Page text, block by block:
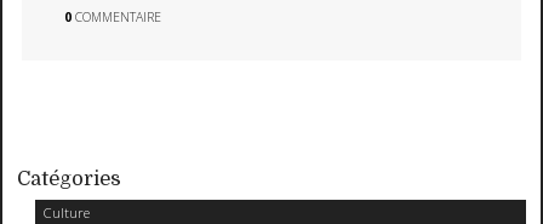
Catégories
Culture
0 COMMENTAIRE